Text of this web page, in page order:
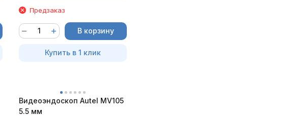
Предзаказ
В корзину
Купить в 1 клик
Видеоэндоскоп Autel MV105
5.5 мм